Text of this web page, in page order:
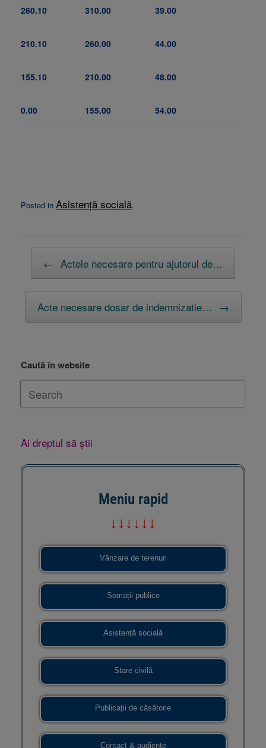
260.10 310.00 39.00
210.10 260.00 44.00
155.10 210.00 48.00
0.00 155.00 54.00
Posted in Asistență socială.
← Actele necesare pentru ajutorul de…
Acte necesare dosar de indemnizatie… →
Caută în website
Ai dreptul să știi
Meniu rapid
↓↓↓↓↓↓
Vânzare de terenuri
Somații publice
Asistență socială
Stare civilă
Publicații de căsătorie
Contact & audiențe